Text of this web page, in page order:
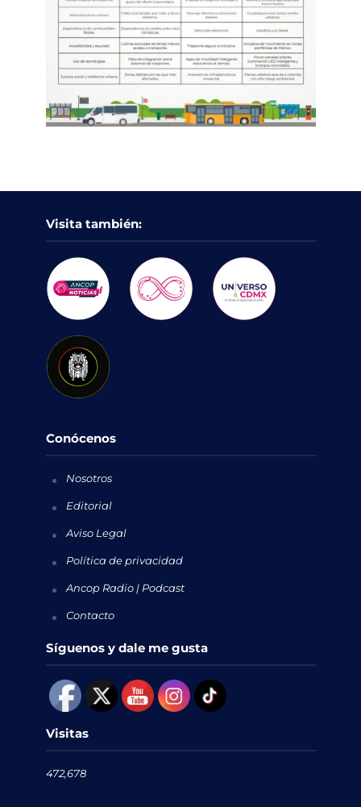
Visita también:
Conócenos
Nosotros
Editorial
Aviso Legal
Política de privacidad
Ancop Radio | Podcast
Contacto
Síguenos y dale me gusta
Visitas
472,678